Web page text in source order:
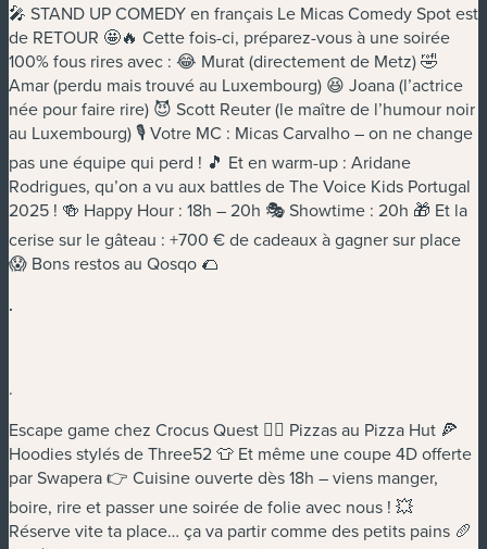
🎤 STAND UP COMEDY en français Le Micas Comedy Spot est
de RETOUR 🤩🔥 Cette fois-ci, préparez-vous à une soirée
100% fous rires avec : 😂 Murat (directement de Metz) 🤣
Amar (perdu mais trouvé au Luxembourg) 😆 Joana (l’actrice
née pour faire rire) 😈 Scott Reuter (le maître de l’humour noir
au Luxembourg) 🎙️ Votre MC : Micas Carvalho – on ne change
pas une équipe qui perd ! 🎵 Et en warm-up : Aridane
Rodrigues, qu’on a vu aux battles de The Voice Kids Portugal
2025 ! 🍻 Happy Hour : 18h – 20h 🎭 Showtime : 20h 🎁 Et la
cerise sur le gâteau : +700 € de cadeaux à gagner sur place
😱 Bons restos au Qosqo 🌮
.
.
Escape game chez Crocus Quest 🕵️‍♂️ Pizzas au Pizza Hut 🍕
Hoodies stylés de Three52 👕 Et même une coupe 4D offerte
par Swapera 👉 Cuisine ouverte dès 18h – viens manger,
boire, rire et passer une soirée de folie avec nous ! 💥
Réserve vite ta place… ça va partir comme des petits pains 🥖